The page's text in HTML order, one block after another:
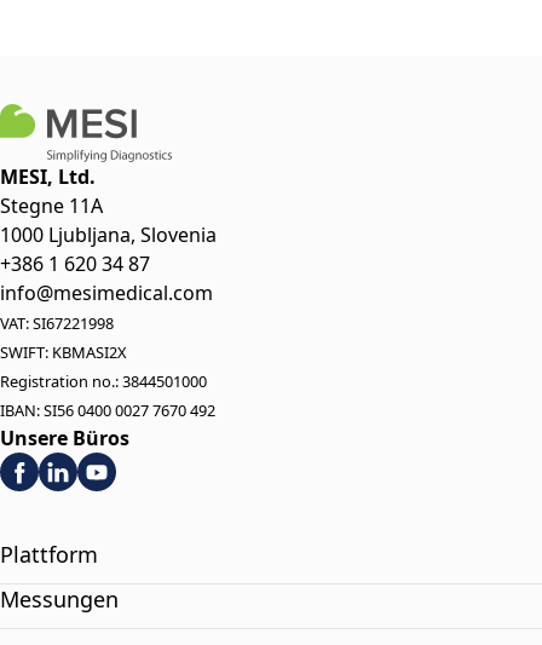
MESI, Ltd.
Stegne 11A
1000 Ljubljana, Slovenia
+386 1 620 34 87
info@mesimedical.com
VAT: SI67221998
SWIFT: KBMASI2X
Registration no.: 3844501000
IBAN: SI56 0400 0027 7670 492
Unsere Büros
Plattform
Messungen